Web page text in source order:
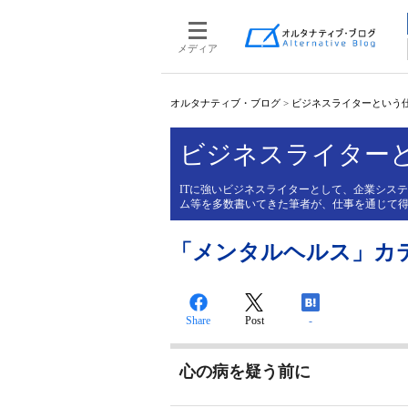
メディア
オルタナティブ・ブログ > ビジネスライターという
ビジネスライター
ITに強いビジネスライターとして、企業シス
ム等を多数書いてきた筆者が、仕事を通じて
「メンタルヘルス」カ
Share Post -
心の病を疑う前に